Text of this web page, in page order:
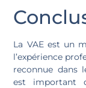
La VAE est un
l’expérience
reconnue dans
est important